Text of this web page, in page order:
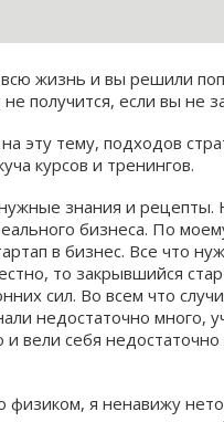
жизнь и вы решили
получится, если вы не
эту тему, подходов
курсов и тренингов.
знания и рецепты.
бизнеса. По
в бизнес. Все что
то закрывшийся
сил. Во всем что
недостаточно много,
вели себя
физиком, я ненавижу